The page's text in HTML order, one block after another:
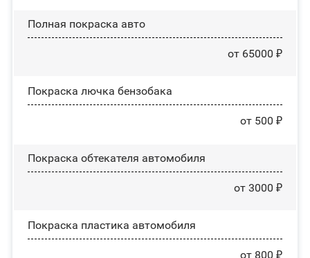
Полная покраска авто
от 65000 ₽
Покраска лючка бензобака
от 500 ₽
Покраска обтекателя автомобиля
от 3000 ₽
Покраска пластика автомобиля
от 800 ₽